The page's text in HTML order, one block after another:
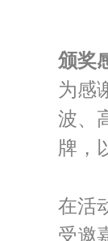
颁奖
为感
波、
牌，
在活
受邀